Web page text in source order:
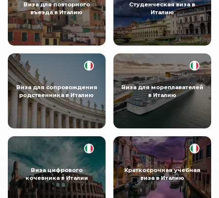
Виза для повторного
въезда в Италию
Студенческая виза в
Италию
Виза для сопровождения
родственника в Италию
Виза для мореплавателей
в Италию
Виза цифрового
кочевника в Италии
Краткосрочная учебная
виза в Италию